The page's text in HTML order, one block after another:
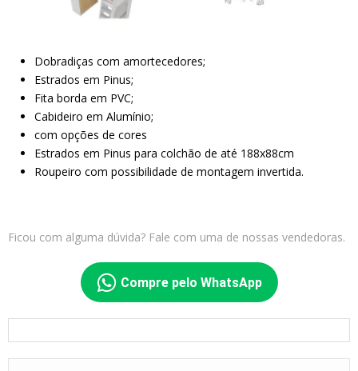
Dobradiças com amortecedores;
Estrados em Pinus;
Fita borda em PVC;
Cabideiro em Alumínio;
com opções de cores
Estrados em Pinus para colchão de até 188x88cm
Roupeiro com possibilidade de montagem invertida.
Ficou com alguma dúvida? Fale com uma de nossas vendedoras.
Compre pelo WhatsApp